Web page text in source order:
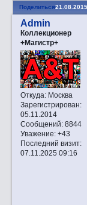
Поделиться
Admin
Коллекционер
+Магистр+
Откуда:Москва
Зарегистрирован:
05.11.2014
Сообщений:8844
Уважение: +43
Последний визит:
07.11.2025 09:16